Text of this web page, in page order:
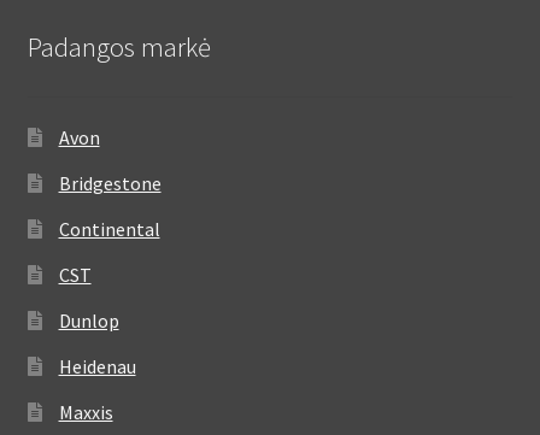
Padangos markė
Avon
Bridgestone
Continental
CST
Dunlop
Heidenau
Maxxis